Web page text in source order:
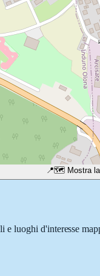
📍🗺️ Mostra la
e luoghi d'interesse